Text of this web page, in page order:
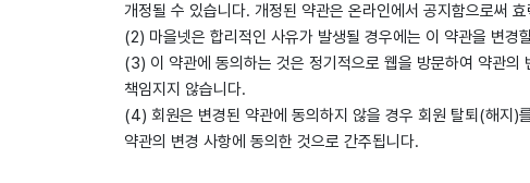
개정될 수 있습니다. 개정된 약관은 온라인에서 공지함으로써
(2) 마을넷은 합리적인 사유가 발생될 경우에는 이 약관을 변
(3) 이 약관에 동의하는 것은 정기적으로 웹을 방문하여 약관의
책임지지 않습니다.
(4) 회원은 변경된 약관에 동의하지 않을 경우 회원 탈퇴(해지)
약관의 변경 사항에 동의한 것으로 간주됩니다.